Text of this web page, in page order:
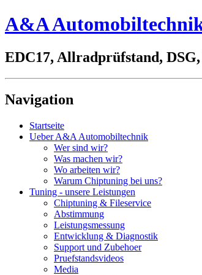
A&A
EDC17, Allradprüfstand,
Navigation
Startseite
Ueber A&A Automobiltechnik
Wer sind wir?
Was machen wir?
Wo arbeiten wir?
Warum Chiptuning bei uns?
Tuning - unsere Leistungen
Chiptuning & Fileservice
Abstimmung
Leistungsmessung
Entwicklung & Diagnostik
Support und Zubehoer
Pruefstandsvideos
Media